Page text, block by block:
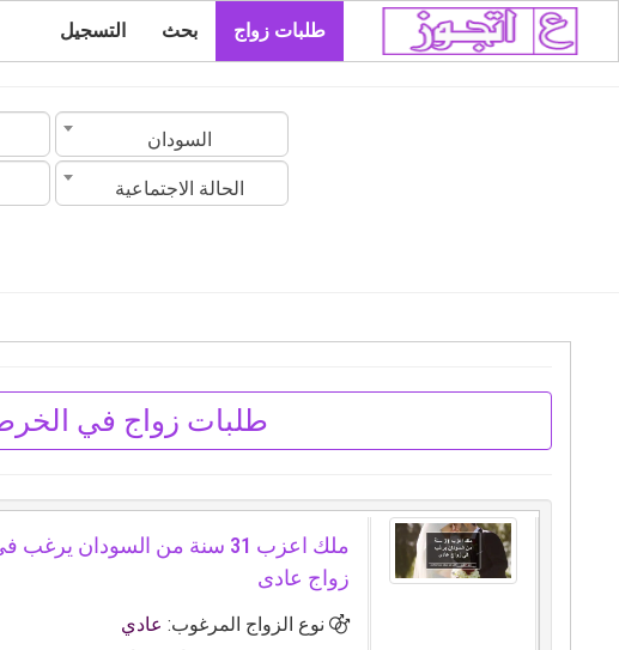
طلبات زواج بحث التسجيل
السودان
الحالة الاجتماعية
طلبات زواج في
ملك اعزب 31 سنة من السودان يرغب
زواج عادى
نوع الزواج المرغوب: عادي